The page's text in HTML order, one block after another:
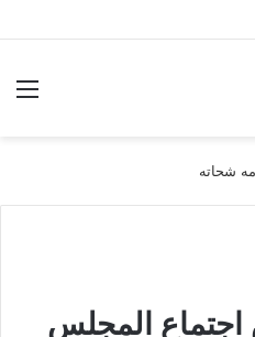
اجتماع المجلس